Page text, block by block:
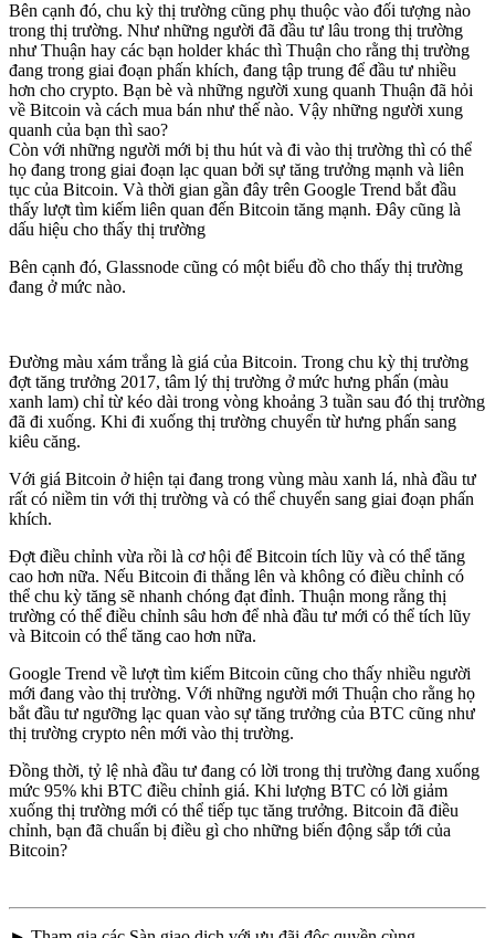
Bên cạnh đó, chu kỳ thị trường cũng phụ thuộc vào đối tượng nào
trong thị trường. Như những người đã đầu tư lâu trong thị trường
như Thuận hay các bạn holder khác thì Thuận cho rằng thị trường
đang trong giai đoạn phấn khích, đang tập trung để đầu tư nhiều
hơn cho crypto. Bạn bè và những người xung quanh Thuận đã hỏi
về Bitcoin và cách mua bán như thế nào. Vậy những người xung
quanh của bạn thì sao?
Còn với những người mới bị thu hút và đi vào thị trường thì có thể
họ đang trong giai đoạn lạc quan bởi sự tăng trưởng mạnh và liên
tục của Bitcoin. Và thời gian gần đây trên Google Trend bắt đầu
thấy lượt tìm kiếm liên quan đến Bitcoin tăng mạnh. Đây cũng là
dấu hiệu cho thấy thị trường
Bên cạnh đó, Glassnode cũng có một biểu đồ cho thấy thị trường
đang ở mức nào.
Đường màu xám trắng là giá của Bitcoin. Trong chu kỳ thị trường
đợt tăng trưởng 2017, tâm lý thị trường ở mức hưng phấn (màu
xanh lam) chỉ từ kéo dài trong vòng khoảng 3 tuần sau đó thị trường
đã đi xuống. Khi đi xuống thị trường chuyển từ hưng phấn sang
kiêu căng.
Với giá Bitcoin ở hiện tại đang trong vùng màu xanh lá, nhà đầu tư
rất có niềm tin với thị trường và có thể chuyển sang giai đoạn phấn
khích.
Đợt điều chỉnh vừa rồi là cơ hội để Bitcoin tích lũy và có thể tăng
cao hơn nữa. Nếu Bitcoin đi thẳng lên và không có điều chỉnh có
thể chu kỳ tăng sẽ nhanh chóng đạt đỉnh. Thuận mong rằng thị
trường có thể điều chỉnh sâu hơn để nhà đầu tư mới có thể tích lũy
và Bitcoin có thể tăng cao hơn nữa.
Google Trend về lượt tìm kiếm Bitcoin cũng cho thấy nhiều người
mới đang vào thị trường. Với những người mới Thuận cho rằng họ
bắt đầu tư ngưỡng lạc quan vào sự tăng trưởng của BTC cũng như
thị trường crypto nên mới vào thị trường.
Đồng thời, tỷ lệ nhà đầu tư đang có lời trong thị trường đang xuống
mức 95% khi BTC điều chỉnh giá. Khi lượng BTC có lời giảm
xuống thị trường mới có thể tiếp tục tăng trưởng. Bitcoin đã điều
chỉnh, bạn đã chuẩn bị điều gì cho những biến động sắp tới của
Bitcoin?